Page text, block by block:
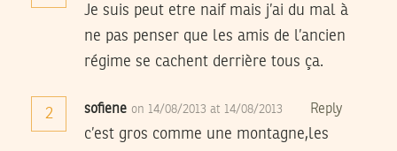
Je suis peut etre naif mais j’ai du mal à
ne pas penser que les amis de l’ancien
régime se cachent derrière tous ça.
2 sofiene on 14/08/2013 at 14/08/2013 Reply
c’est gros comme une montagne,les